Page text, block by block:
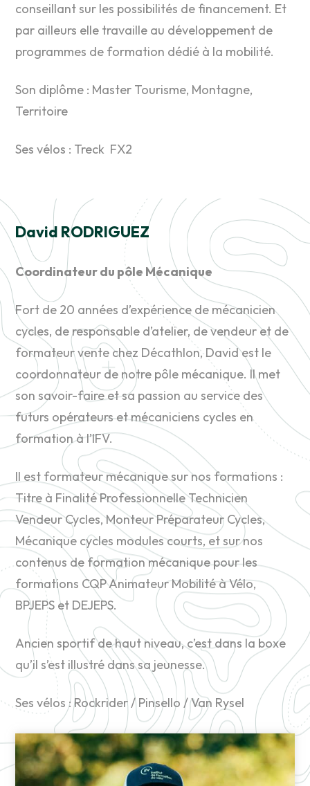
conseillant sur les possibilités de financement. Et
par ailleurs elle travaille au développement de
programmes de formation dédié à la mobilité.
Son diplôme : Master Tourisme, Montagne,
Territoire
Ses vélos : Treck FX2
David RODRIGUEZ
Coordinateur du pôle Mécanique
Fort de 20 années d’expérience de mécanicien
cycles, de responsable d’atelier, de vendeur et de
formateur vente chez Décathlon, David est le
coordonnateur de notre pôle mécanique. Il met
son savoir-faire et sa passion au service des
futurs opérateurs et mécaniciens cycles en
formation à l’IFV.
Il est formateur mécanique sur nos formations :
Titre à Finalité Professionnelle Technicien
Vendeur Cycles, Monteur Préparateur Cycles,
Mécanique cycles modules courts, et sur nos
contenus de formation mécanique pour les
formations CQP Animateur Mobilité à Vélo,
BPJEPS et DEJEPS.
Ancien sportif de haut niveau, c’est dans la boxe
qu’il s’est illustré dans sa jeunesse.
Ses vélos : Rockrider / Pinsello / Van Rysel